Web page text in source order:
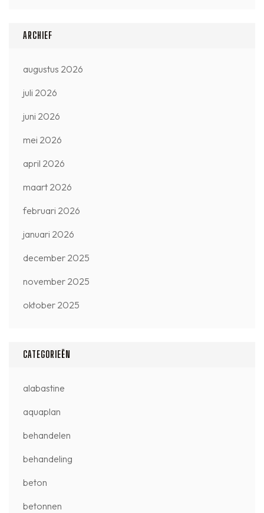
ARCHIEF
augustus 2026
juli 2026
juni 2026
mei 2026
april 2026
maart 2026
februari 2026
januari 2026
december 2025
november 2025
oktober 2025
CATEGORIEËN
alabastine
aquaplan
behandelen
behandeling
beton
betonnen